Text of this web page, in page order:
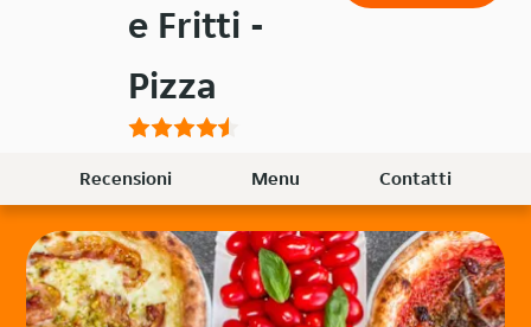
e Fritti -
Pizza
Recensioni Menu Contatti